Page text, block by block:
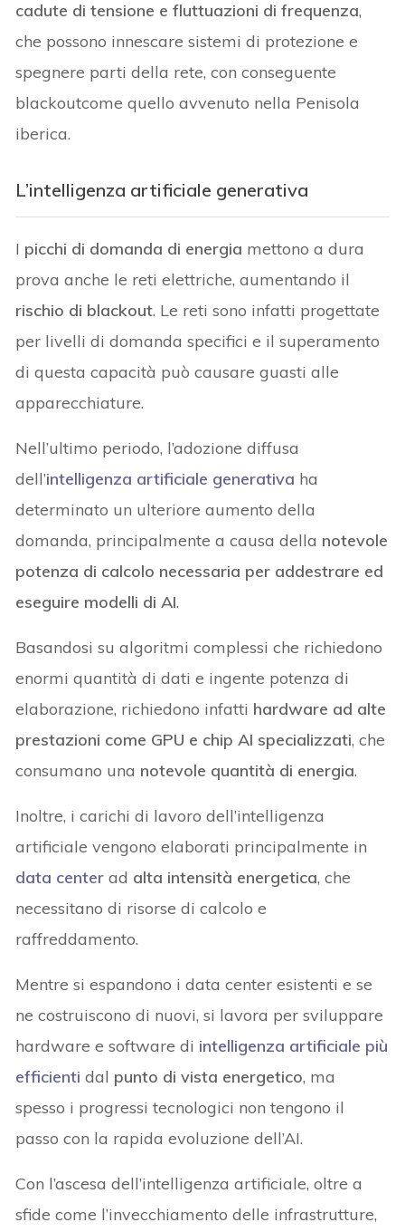
cadute di tensione e fluttuazioni di frequenza,
che possono innescare sistemi di protezione e
spegnere parti della rete, con conseguente
blackoutcome quello avvenuto nella Penisola
iberica.
L’intelligenza artificiale generativa
I picchi di domanda di energia mettono a dura
prova anche le reti elettriche, aumentando il
rischio di blackout. Le reti sono infatti progettate
per livelli di domanda specifici e il superamento
di questa capacità può causare guasti alle
apparecchiature.
Nell’ultimo periodo, l’adozione diffusa
dell’intelligenza artificiale generativa ha
determinato un ulteriore aumento della
domanda, principalmente a causa della notevole
potenza di calcolo necessaria per addestrare ed
eseguire modelli di AI.
Basandosi su algoritmi complessi che richiedono
enormi quantità di dati e ingente potenza di
elaborazione, richiedono infatti hardware ad alte
prestazioni come GPU e chip AI specializzati, che
consumano una notevole quantità di energia.
Inoltre, i carichi di lavoro dell’intelligenza
artificiale vengono elaborati principalmente in
data center ad alta intensità energetica, che
necessitano di risorse di calcolo e
raffreddamento.
Mentre si espandono i data center esistenti e se
ne costruiscono di nuovi, si lavora per sviluppare
hardware e software di intelligenza artificiale più
efficienti dal punto di vista energetico, ma
spesso i progressi tecnologici non tengono il
passo con la rapida evoluzione dell’AI.
Con l’ascesa dell’intelligenza artificiale, oltre a
sfide come l’invecchiamento delle infrastrutture,